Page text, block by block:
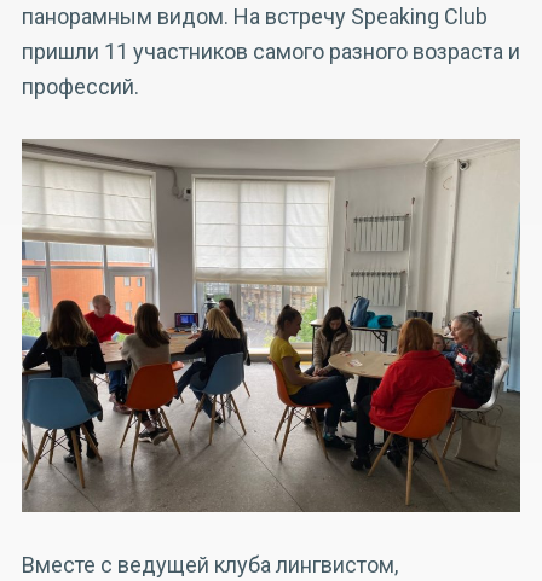
панорамным видом. На встречу Speaking Club
пришли 11 участников самого разного возраста и
профессий.
Вместе с ведущей клуба лингвистом,